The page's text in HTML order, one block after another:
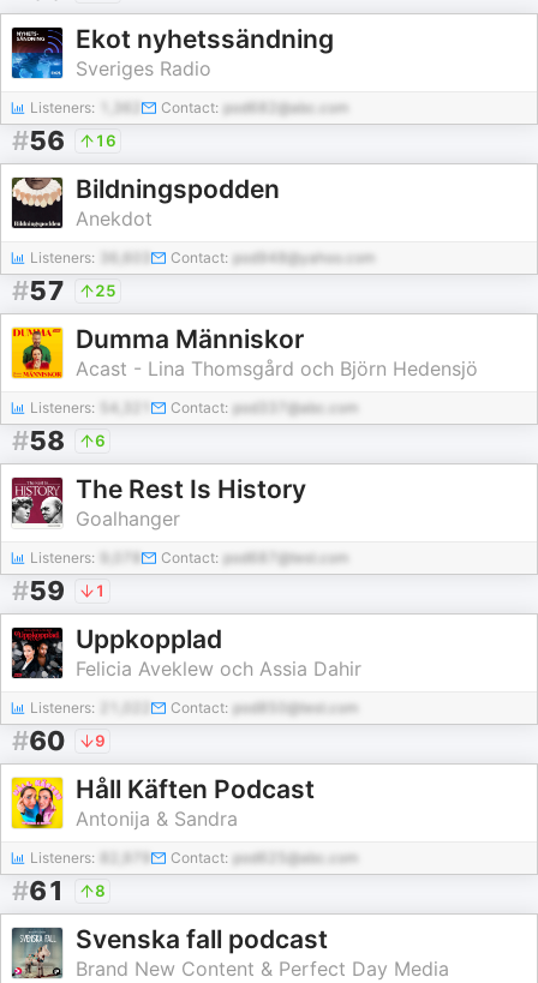
Ekot nyhetssändning
Sveriges Radio
Listeners: Contact: pod682@abc.com
#56 16
Bildningspodden
Anekdot
Listeners: Contact: pod948@yahoo.com
#57 25
Dumma Människor
Acast - Lina Thomsgård och Björn Hedensjö
Listeners: 54,321 Contact: pod337@abc.com
#58 6
The Rest Is History
Goalhanger
Listeners: Contact: pod687@test.com
#59 1
Uppkopplad
Felicia Aveklew och Assia Dahir
Listeners: Contact: pod850@test.com
#60 9
Håll Käften Podcast
Antonija & Sandra
Listeners: Contact: pod625@abc.com
#61 8
Svenska fall podcast
Brand New Content & Perfect Day Media